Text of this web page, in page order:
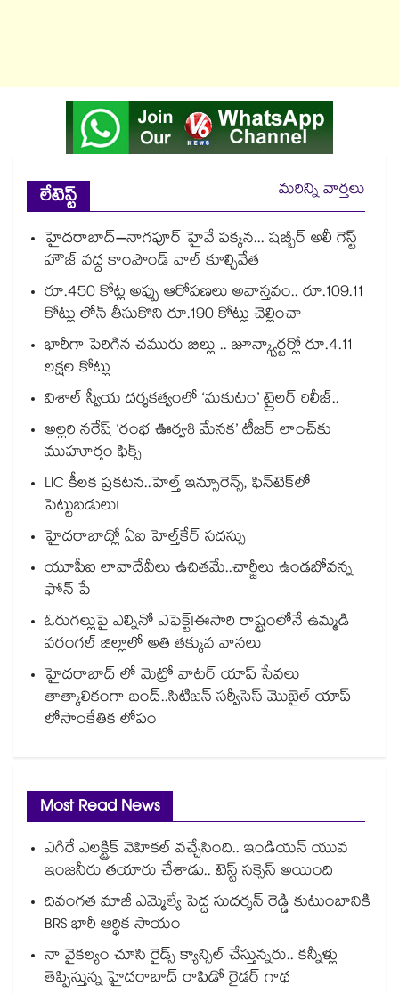
లేటెస్ట్
మరిన్ని వార్తలు
హైదరాబాద్–నాగపూర్ హైవే పక్కన... షబ్బీర్ అలీ గెస్ట్
హౌజ్ వద్ద కాంపౌండ్ వాల్ కూల్చివేత
రూ.450 కోట్ల అప్పు ఆరోపణలు అవాస్తవం.. రూ.109.11
కోట్లు లోన్ తీసుకొని రూ.190 కోట్లు చెల్లించా
భారీగా పెరిగిన చమురు బిల్లు .. జూన్క్వార్టర్లో రూ.4.11
లక్షల కోట్లు
విశాల్ స్వీయ దర్శకత్వంలో ‘మకుటం’ ట్రైలర్ రిలీజ్..
అల్లరి నరేష్ ‘రంభ ఊర్వశి మేనక’ టీజర్ లాంచ్‌కు
ముహూర్తం ఫిక్స్
LIC కీలక ప్రకటన..హెల్త్ ఇన్సూరెన్స్, ఫిన్‌టెక్‌లో
పెట్టుబడులు!
హైదరాబాద్లో ఏఐ హెల్త్‌‌‌‌‌‌‌‌‌‌‌‌‌‌‌‌‌‌‌‌‌‌‌‌‌‌‌‌‌‌‌‌కేర్ సదస్సు
యూపీఐ లావాదేవీలు ఉచితమే..చార్జీలు ఉండబోవన్న
ఫోన్ పే
ఓరుగల్లుపై ఎల్నినో ఎఫెక్ట్!ఈసారి రాష్ట్రంలోనే ఉమ్మడి
వరంగల్ జిల్లాలో అతి తక్కువ వానలు
హైదరాబాద్ లో మెట్రో వాటర్‌‌ యాప్ సేవలు
తాత్కాలికంగా బంద్..సిటిజన్ సర్వీసెస్ మొబైల్ యాప్
లోసాంకేతిక లోపం
Most Read News
ఎగిరే ఎలక్ట్రిక్ వెహికల్ వచ్చేసింది.. ఇండియన్ యువ
ఇంజనీరు తయారు చేశాడు.. టెస్ట్ సక్సెస్ అయింది
దివంగత మాజీ ఎమ్మెల్యే పెద్ద సుదర్శన్ రెడ్డి కుటుంబానికి
BRS భారీ ఆర్థిక సాయం
నా వైకల్యం చూసి రైడ్స్ క్యాన్సిల్ చేస్తున్నరు.. కన్నీళ్లు
తెప్పిస్తున్న హైదరాబాద్ రాపిడో రైడర్ గాథ